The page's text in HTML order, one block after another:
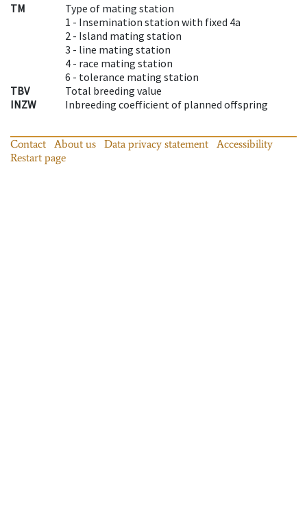
TM
Type of mating station
1 - Insemination station with fixed 4a
2 - Island mating station
3 - line mating station
4 - race mating station
6 - tolerance mating station
TBV
Total breeding value
INZW
Inbreeding coefficient of planned offspring
Contact About us Data privacy statement
Accessibility
Restart page